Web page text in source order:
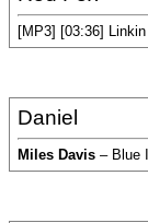
[MP3] [03:36]
Daniel
Miles Davis – Blue